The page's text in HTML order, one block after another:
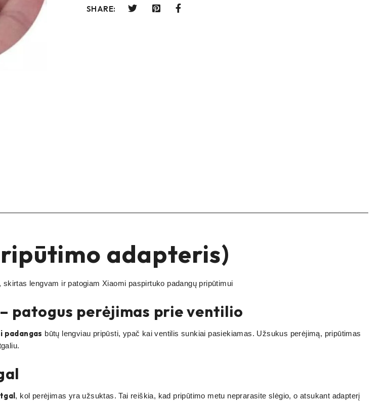
SHARE:
adapteris)
lengvam ir patogiam Xiaomi paspirtuko padangų pripūtimui
patogus perėjimas prie ventilio
padangas būtų lengviau pripūsti, ypač kai ventilis sunkiai pasiekiamas. Užsukus perėjimą, pripūtimas
, kol perėjimas yra užsuktas. Tai reiškia, kad pripūtimo metu neprarasite slėgio, o atsukant adapterį